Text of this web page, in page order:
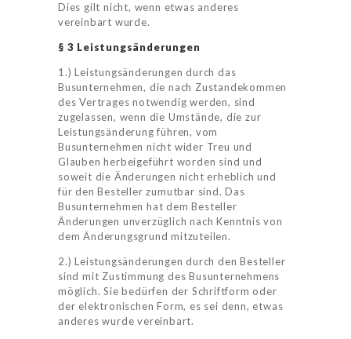
Dies gilt nicht, wenn etwas anderes
vereinbart wurde.
§ 3 Leistungsänderungen
1.) Leistungsänderungen durch das
Busunternehmen, die nach Zustandekommen
des Vertrages notwendig werden, sind
zugelassen, wenn die Umstände, die zur
Leistungsänderung führen, vom
Busunternehmen nicht wider Treu und
Glauben herbeigeführt worden sind und
soweit die Änderungen nicht erheblich und
für den Besteller zumutbar sind. Das
Busunternehmen hat dem Besteller
Änderungen unverzüglich nach Kenntnis von
dem Änderungsgrund mitzuteilen.
2.) Leistungsänderungen durch den Besteller
sind mit Zustimmung des Busunternehmens
möglich. Sie bedürfen der Schriftform oder
der elektronischen Form, es sei denn, etwas
anderes wurde vereinbart.